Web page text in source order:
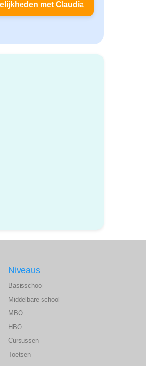
met Claudia
Niveaus
Basisschool
Middelbare school
MBO
HBO
Cursussen
Toetsen